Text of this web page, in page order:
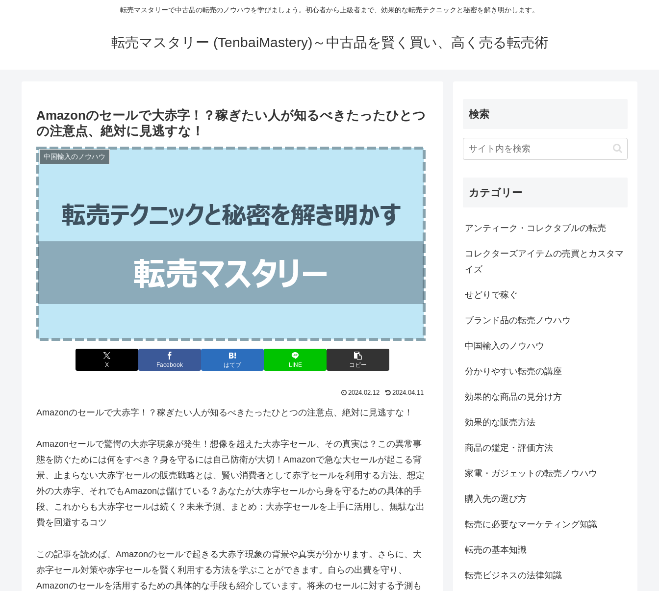
転売マスタリーで中古品の転売のノウハウを学びましょう。初心者から上級者まで、効果的な転売テクニックと秘密を解き明かします。
転売マスタリー (TenbaiMastery)～中古品を賢く買い、高く売る転売術
Amazonのセールで大赤字！？稼ぎたい人が知るべきたったひとつ
の注意点、絶対に見逃すな！
中国輸入のノウハウ
X Facebook はてブ LINE コピー
2024.02.12 2024.04.11
Amazonのセールで大赤字！？稼ぎたい人が知るべきたったひとつの注意点、絶対に見逃すな！
Amazonセールで驚愕の大赤字現象が発生！想像を超えた大赤字セール、その真実は？この異常事
態を防ぐためには何をすべき？身を守るには自己防衛が大切！Amazonで急な大セールが起こる背
景、止まらない大赤字セールの販売戦略とは、賢い消費者として赤字セールを利用する方法、想定
外の大赤字、それでもAmazonは儲けている？あなたが大赤字セールから身を守るための具体的手
段、これからも大赤字セールは続く？未来予測、まとめ：大赤字セールを上手に活用し、無駄な出
費を回避するコツ
この記事を読めば、Amazonのセールで起きる大赤字現象の背景や真実が分かります。さらに、大
赤字セール対策や赤字セールを賢く利用する方法を学ぶことができます。自らの出費を守り、
Amazonのセールを活用するための具体的な手段も紹介しています。将来のセールに対する予測も
検索
カテゴリー
アンティーク・コレクタブルの転売
コレクターズアイテムの売買とカスタマ
イズ
せどりで稼ぐ
ブランド品の転売ノウハウ
中国輸入のノウハウ
分かりやすい転売の講座
効果的な商品の見分け方
効果的な販売方法
商品の鑑定・評価方法
家電・ガジェットの転売ノウハウ
購入先の選び方
転売に必要なマーケティング知識
転売の基本知識
転売ビジネスの法律知識